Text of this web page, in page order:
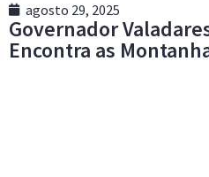
agosto 29, 2025
Governador
Encontra as